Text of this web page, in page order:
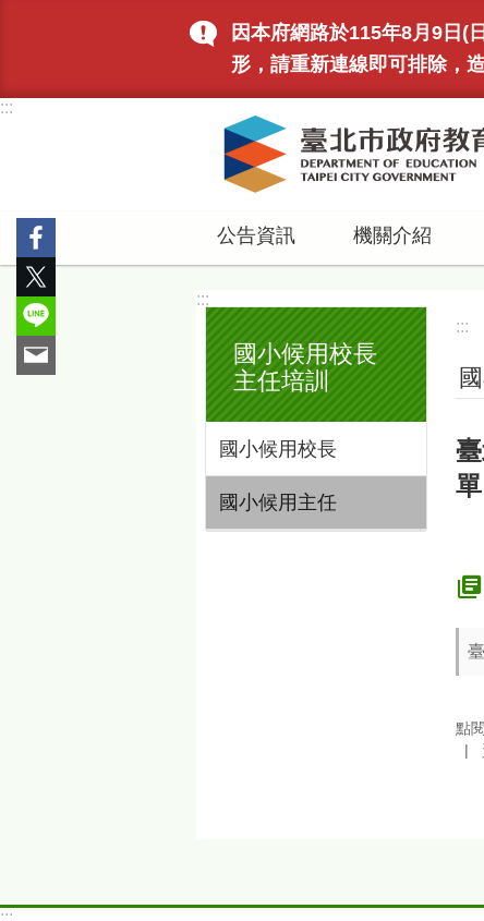
因本府網路於115年8月9日(
形，請重新連線即可排除，
:::
公告資訊 機關介紹
:::
國小候用校長
主任培訓
國小候用校長
國小候用主任
:::
單
點
:::